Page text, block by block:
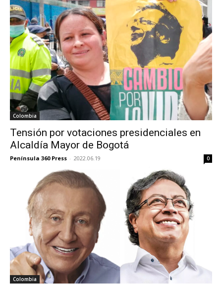
Colombia
Tensión por votaciones presidenciales en
Alcaldía Mayor de Bogotá
Península 360 Press - 2022.06.19 0
Colombia